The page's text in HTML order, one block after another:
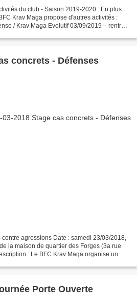
du club - Saison 2019-2020 : En plus
Krav Maga propose d'autres activités :
/ Krav Maga Evolutif 03/09/2019 – rentrée
concrets - Défenses
agressions Date : samedi 23/03/2018,
la maison de quartier des Forges (3a rue
: Le BFC Krav Maga organise un
Porte Ouverte